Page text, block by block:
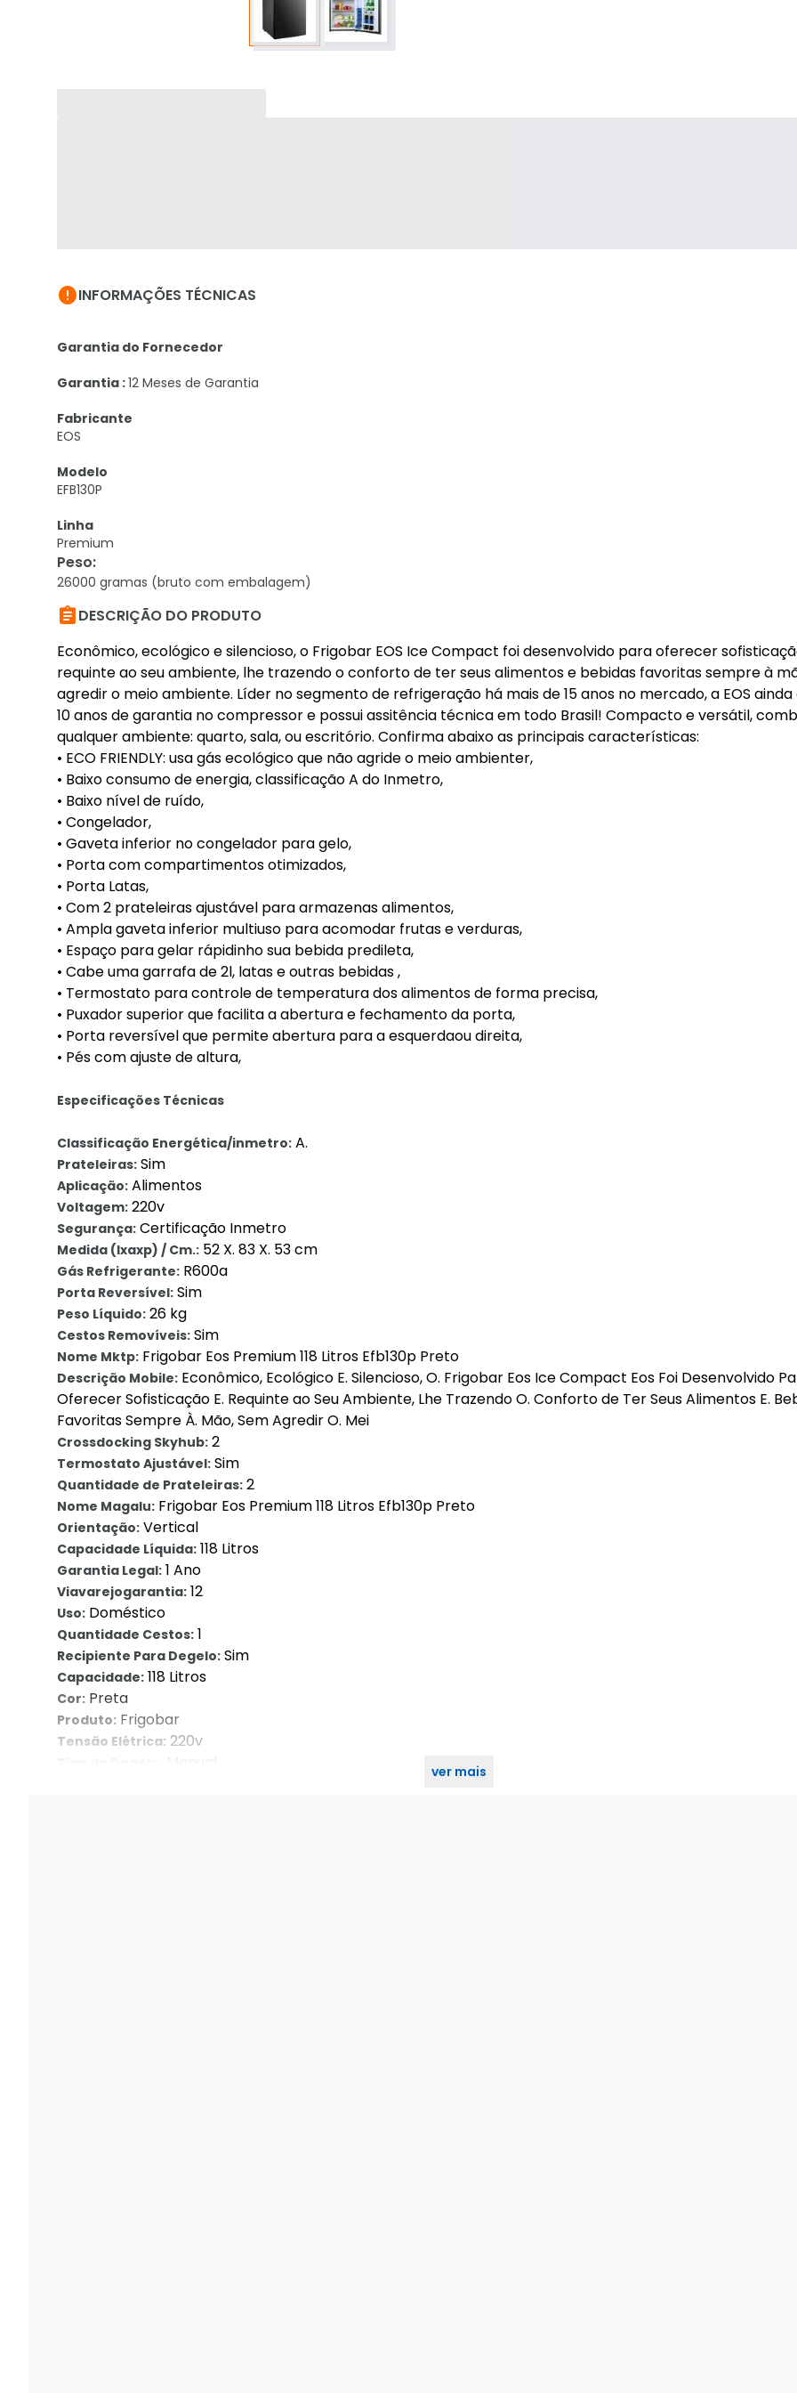
INFORMAÇÕES TÉCNICAS
Garantia do Fornecedor
Garantia :12 Meses de Garantia
Fabricante
EOS
Modelo
EFB130P
Linha
Premium
Peso:
26000 gramas (bruto com embalagem)
DESCRIÇÃO DO PRODUTO
Econômico, ecológico e silencioso, o Frigobar EOS Ice Compact foi desenvolvido para oferecer
requinte ao seu ambiente, lhe trazendo o conforto de ter seus alimentos e bebidas favoritas sempre à
agredir o meio ambiente. Líder no segmento de refrigeração há mais de 15 anos no mercado, a EOS
10 anos de garantia no compressor e possui assitência técnica em todo Brasil! Compacto e versátil,
qualquer ambiente: quarto, sala, ou escritório. Confirma abaixo as principais características:
• ECO FRIENDLY: usa gás ecológico que não agride o meio ambienter,
• Baixo consumo de energia, classificação A do Inmetro,
• Baixo nível de ruído,
• Congelador,
• Gaveta inferior no congelador para gelo,
• Porta com compartimentos otimizados,
• Porta Latas,
• Com 2 prateleiras ajustável para armazenas alimentos,
• Ampla gaveta inferior multiuso para acomodar frutas e verduras,
• Espaço para gelar rápidinho sua bebida predileta,
• Cabe uma garrafa de 2l, latas e outras bebidas ,
• Termostato para controle de temperatura dos alimentos de forma precisa,
• Puxador superior que facilita a abertura e fechamento da porta,
• Porta reversível que permite abertura para a esquerdaou direita,
• Pés com ajuste de altura,
Especificações Técnicas
Classificação Energética/inmetro: A.
Prateleiras: Sim
Aplicação: Alimentos
Voltagem: 220v
Segurança: Certificação Inmetro
Medida (lxaxp) / Cm.: 52 X. 83 X. 53 cm
Gás Refrigerante: R600a
Porta Reversível: Sim
Peso Líquido: 26 kg
Cestos Removíveis: Sim
Nome Mktp: Frigobar Eos Premium 118 Litros Efb130p Preto
Descrição Mobile: Econômico, Ecológico E. Silencioso, O. Frigobar Eos Ice Compact Eos Foi Desenvolvido
Oferecer Sofisticação E. Requinte ao Seu Ambiente, Lhe Trazendo O. Conforto de Ter Seus Alimentos E.
Favoritas Sempre À. Mão, Sem Agredir O. Mei
Crossdocking Skyhub: 2
Termostato Ajustável: Sim
Quantidade de Prateleiras: 2
Nome Magalu: Frigobar Eos Premium 118 Litros Efb130p Preto
Orientação: Vertical
Capacidade Líquida: 118 Litros
Garantia Legal: 1 Ano
Viavarejogarantia: 12
Uso: Doméstico
Quantidade Cestos: 1
Recipiente Para Degelo: Sim
Capacidade: 118 Litros
Cor: Preta
Produto: Frigobar
Tensão Elétrica: 220v
Manual ver mais